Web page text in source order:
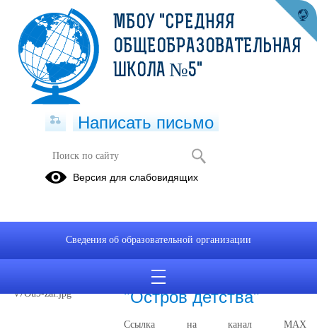
Иная информация
Новости лагеря
"Остров детства"
Ссылка на канал МАХ
МБОУ "СРЕДНЯЯ
ОБЩЕОБРАЗОВАТЕЛЬНАЯ
ШКОЛА №5"
Написать письмо
Версия для слабовидящих
Сведения об образовательной организации